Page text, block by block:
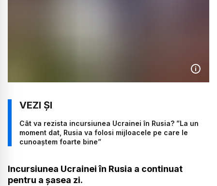
Cât va rezista incursiunea Ucrainei în Rusia? ”La un
moment dat, Rusia va folosi mijloacele pe care le
cunoaștem foarte bine”
Incursiunea Ucrainei în Rusia a continuat
pentru a șasea zi.